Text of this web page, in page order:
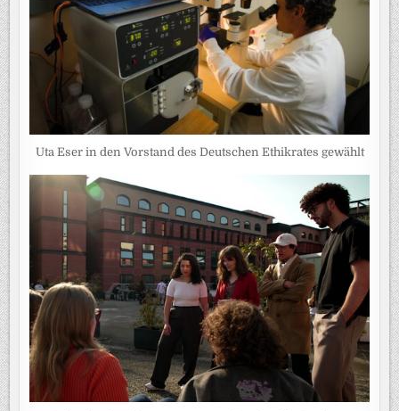
Uta Eser in den Vorstand des Deutschen Ethikrates gewählt